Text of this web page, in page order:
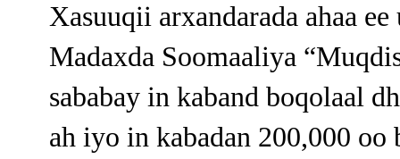
Xasuuqii arxandarada ahaa
Madaxda Soomaaliya
sababay in kaband boqolaal
ah iyo in kabadan 200,000 oo